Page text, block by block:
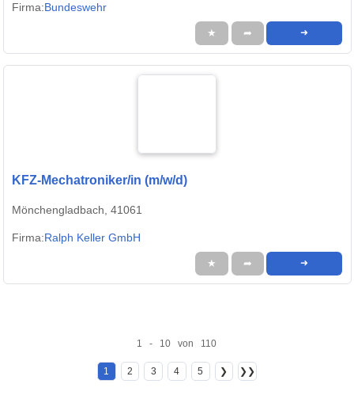
Firma:Bundeswehr
★ ➦ ➜
KFZ-Mechatroniker/in (m/w/d)
Mönchengladbach, 41061
Firma:Ralph Keller GmbH
★ ➦ ➜
1 - 10 von 110
1 2 3 4 5 ❯ ❯❯